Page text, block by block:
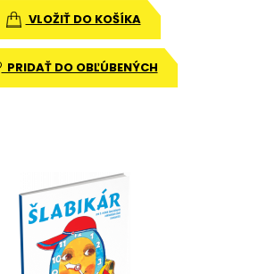
VLOŽIŤ DO KOŠÍKA
PRIDAŤ DO OBĽÚBENÝCH